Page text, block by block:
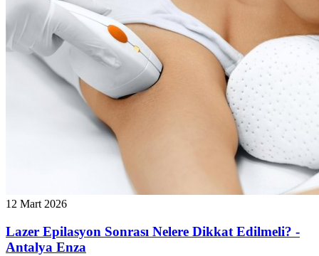
12 Mart 2026
Lazer Epilasyon Sonrası Nelere Dikkat Edilmeli? -
Antalya Enza